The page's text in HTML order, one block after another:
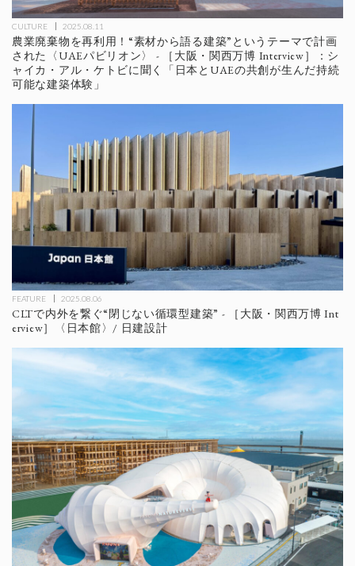
CULTURE 2025.08.11
農業廃棄物を再利用！“素材から語る建築”というテーマで計画
された〈UAEパビリオン〉 - ［大阪・関西万博 Interview］：シ
ャイカ・アル・ケトビに聞く「日本とUAEの共創が生んだ持続
可能な建築体験」
FEATURE 2025.08.06
CLTで内外を繋ぐ“閉じない循環型建築” - ［大阪・関西万博 Int
erview］〈日本館〉/ 日建設計